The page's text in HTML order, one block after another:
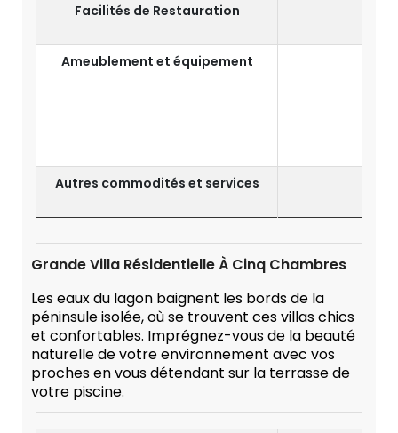
Facilités de Restauration
Ameublement et équipement
Autres commodités et services
Grande Villa Résidentielle À Cinq Chambres
Les eaux du lagon baignent les bords de la
péninsule isolée, où se trouvent ces villas chics
et confortables. Imprégnez-vous de la beauté
naturelle de votre environnement avec vos
proches en vous détendant sur la terrasse de
votre piscine.